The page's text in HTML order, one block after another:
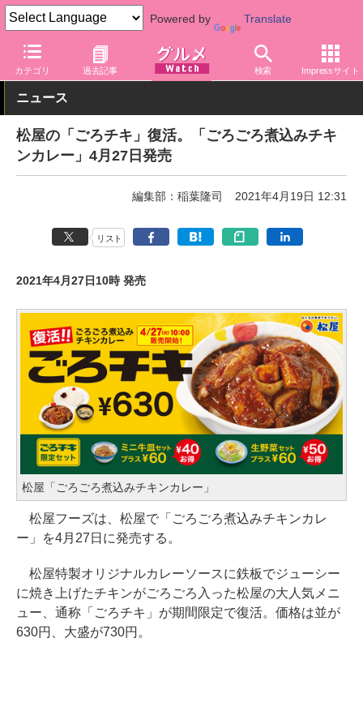
Powered by Translate
カテゴリ 過去記事 検索 Impressサイト
グルメ Watch 店舗 丼もの 松屋
ニュース
松屋の「ごろチキ」復活。「ごろごろ煮込みチキ
ンカレー」4月27日発売
編集部：稲葉隆司 2021年4月19日 12:31
リスト
2021年4月27日10時 発売
松屋「ごろごろ煮込みチキンカレー」
松屋フーズは、松屋で「ごろごろ煮込みチキンカレ
ー」を4月27日に発売する。
松屋特製オリジナルカレーソースに鉄板でジューシー
に焼き上げたチキンがごろごろ入った松屋の大人気メニ
ュー、通称「ごろチキ」が期間限定で復活。価格は並が
630円、大盛が730円。